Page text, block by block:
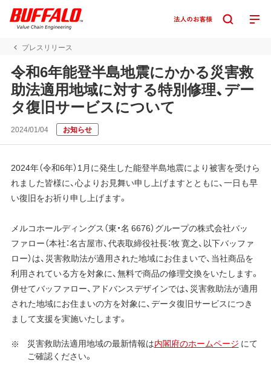
プレスリリース
令和6年能登半島地震にかかる災害救
助法適用地域に対する特別修理、デー
タ復旧サービスについて
2024/01/04 お知らせ
2024年（令和6年）1月に発生した能登半島地震により被害を受けら
れました皆様に、心よりお見舞い申し上げますとともに、一日も早
い復旧をお祈り申し上げます。
メルコホールディングス（東・名 6676）グループの株式会社バッ
ファロー（本社：名古屋市、代表取締役社長：牧 寛之、以下バッファ
ロー）は、災害救助法が適用された地域にお住まいで、当社商品を
利用されている方を対象に、無料で商品の修理交換をいたします。
併せてバッファロー、アドバンスデザインでは、災害救助法が適用
された地域にお住まいの方を対象に、データ復旧サービスにつき
まして支援を実施いたします。
災害救助法適用地域の最新情報は内閣府のホームページ にて
ご確認ください。